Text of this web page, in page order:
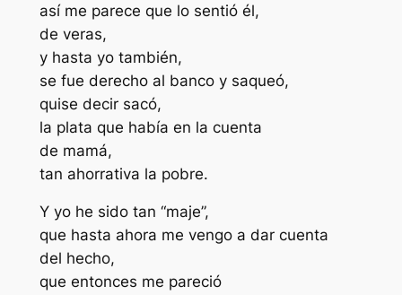
así me parece que lo sentió él,
de veras,
y hasta yo también,
se fue derecho al banco y saqueó,
quise decir sacó,
la plata que había en la cuenta
de mamá,
tan ahorrativa la pobre.
Y yo he sido tan “maje”,
que hasta ahora me vengo a dar cuenta
del hecho,
que entonces me pareció